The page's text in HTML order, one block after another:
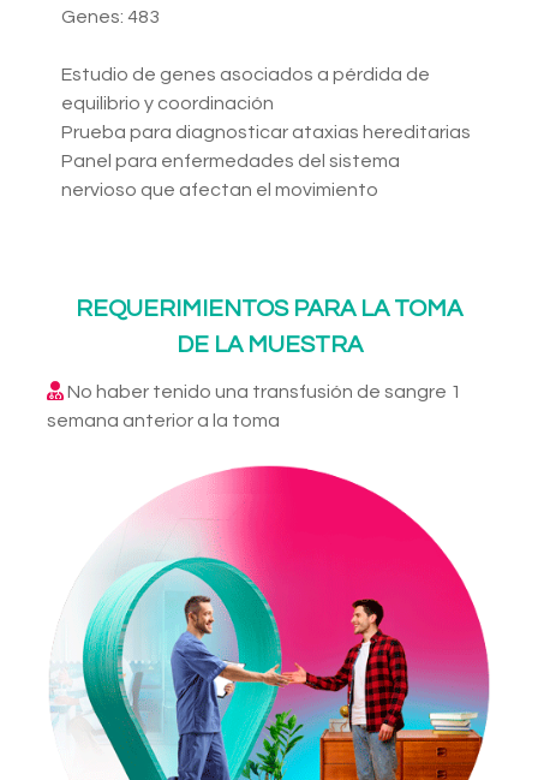
Genes: 483
Estudio de genes asociados a pérdida de
equilibrio y coordinación
Prueba para diagnosticar ataxias hereditarias
Panel para enfermedades del sistema
nervioso que afectan el movimiento
REQUERIMIENTOS PARA LA TOMA
DE LA MUESTRA
No haber tenido una transfusión de sangre 1
semana anterior a la toma